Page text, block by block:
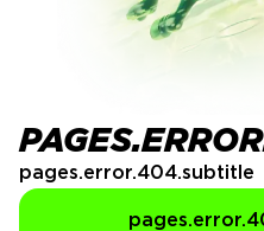
pages.error.404.subtitle